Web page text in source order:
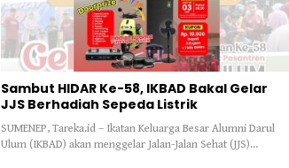
Sambut HIDAR Ke-58, IKBAD Bakal Gelar
JJS Berhadiah Sepeda Listrik
SUMENEP, Tareka.id – Ikatan Keluarga Besar Alumni Darul
Ulum (IKBAD) akan menggelar Jalan-Jalan Sehat (JJS)…